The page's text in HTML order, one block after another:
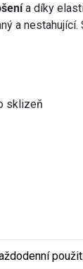
a díky
a
sklizeň